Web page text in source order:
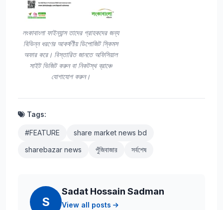
লংকাবাংলা ফাইন্যান্স তাদের গ্রাহকদের জন্য
বিভিন্ন ধরণের আকর্ষণীয় ডিপোজিট স্কিমস
অফার করে। বিস্তারিত জানতে অফিসিয়াল
সাইট ভিজিট করুন বা নিকটস্থ ব্রাঞ্চে
যোগাযোগ করুন।
Tags:
#FEATURE
share market news bd
sharebazar news
পুঁজিবাজার সর্বশেষ
S
Sadat Hossain Sadman
View all posts